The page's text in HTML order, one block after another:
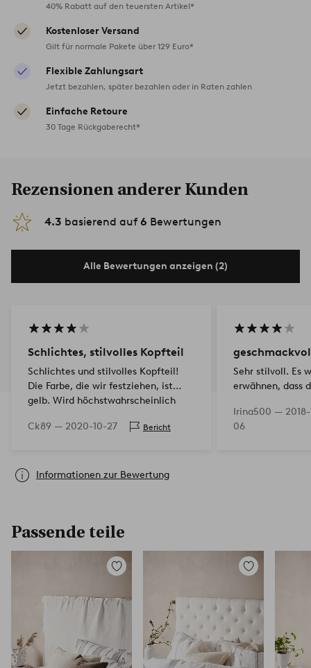
40% Rabatt auf den teuersten Artikel*
Kostenloser Versand
Gilt für normale Pakete über 129 Euro*
Flexible Zahlungsart
Jetzt bezahlen, später bezahlen oder in Raten zahlen
Einfache Retoure
30 Tage Rückgaberecht*
Rezensionen anderer Kunden
4.3 basierend auf 6 Bewertungen
Alle Bewertungen anzeigen (2)
Schlichtes, stilvolles Kopfteil
Schlichtes und stilvolles Kopfteil!
Die Farbe, die wir festziehen, ist
gelb. Wird höchstwahrscheinlich
einem weißeren Farbton färben.
Ck89 — 2020-10-27 Bericht
Sehr stilvoll. Es
erwähnen, dass
Irina500 — 2018-
06
Informationen zur Bewertung
Passende teile
Zu
Zu